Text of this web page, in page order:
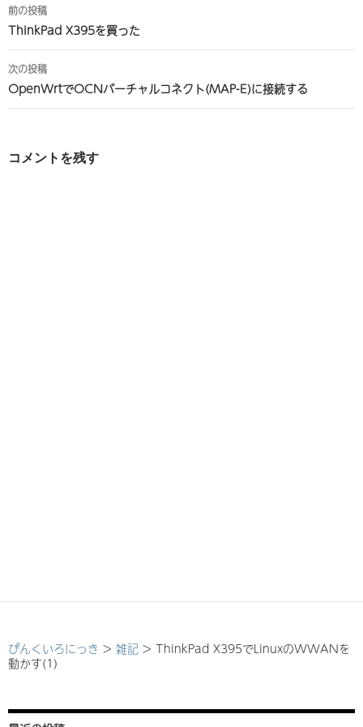
稿
ナ
ビ
ゲ
ー
前の投稿
ThinkPad X395を買った
次の投稿
OpenWrtでOCNバーチャルコネクト(MAP-E)に接続する
コメントを残す
ぴんくいろにっき > 雑記 > ThinkPad X395でLinuxのWWANを
動かす(1)